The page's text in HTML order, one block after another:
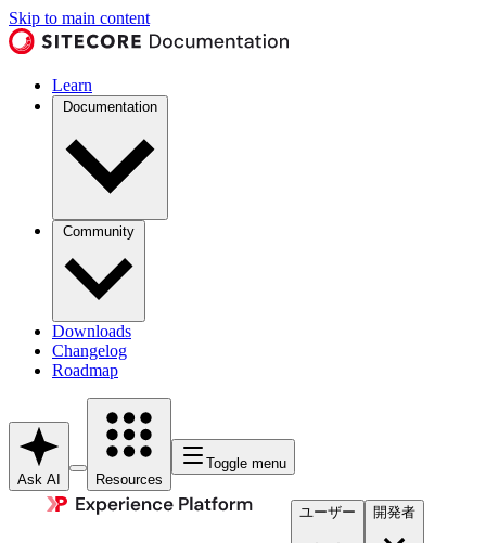
Skip to main content
Learn
Documentation
Community
Downloads
Changelog
Roadmap
Ask AI Resources
Toggle menu
ユーザー 開発者​